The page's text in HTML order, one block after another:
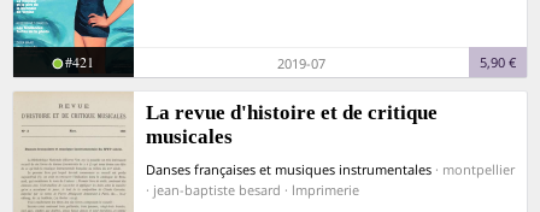
#421 2019-07 5,90 €
La revue d'histoire et de critique
musicales
Danses françaises et musiques instrumentales · montpellier
· jean-baptiste besard · lmprimerie